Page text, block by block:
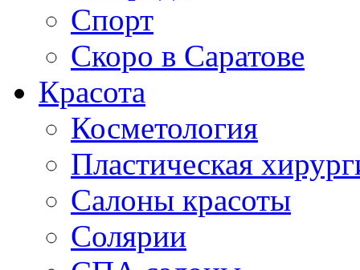
Спорт
Скоро в Саратове
Красота
Косметология
Пластическая
Салоны красоты
Солярии